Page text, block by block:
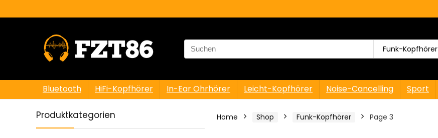
Search
for:
Funk-Kopfhörer
Bluetooth HiFi-Kopfhörer In-Ear Ohrhörer Leicht-Kopfhörer Noise-Cancelling Sport
Produktkategorien Home Shop Funk-Kopfhörer Page 3